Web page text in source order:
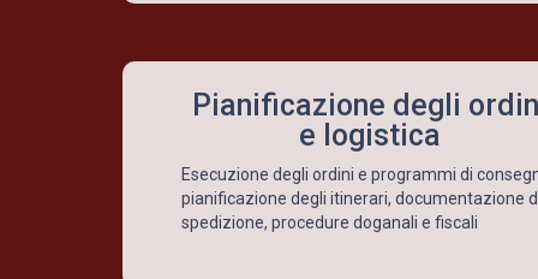
Pianificazione degli
e logistica
Esecuzione degli ordini e programmi di
pianificazione degli itinerari, documentazione
spedizione, procedure doganali e fiscali